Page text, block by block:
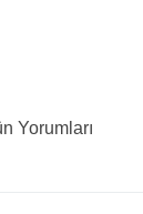
Yorumları